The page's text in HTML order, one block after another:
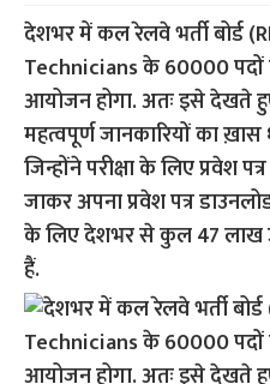
देशभर में कल रेलवे भर्ती बोर्ड
Technicians के 60000 पदों
आयोजन होगा. अतः इसे देखते
महत्वपूर्ण जानकारियों का
जिन्होंने परीक्षा के लिए प्रवेश
जाकर अपना प्रवेश पत्र
के लिए देशभर से कुल 47 लाख
हैं.